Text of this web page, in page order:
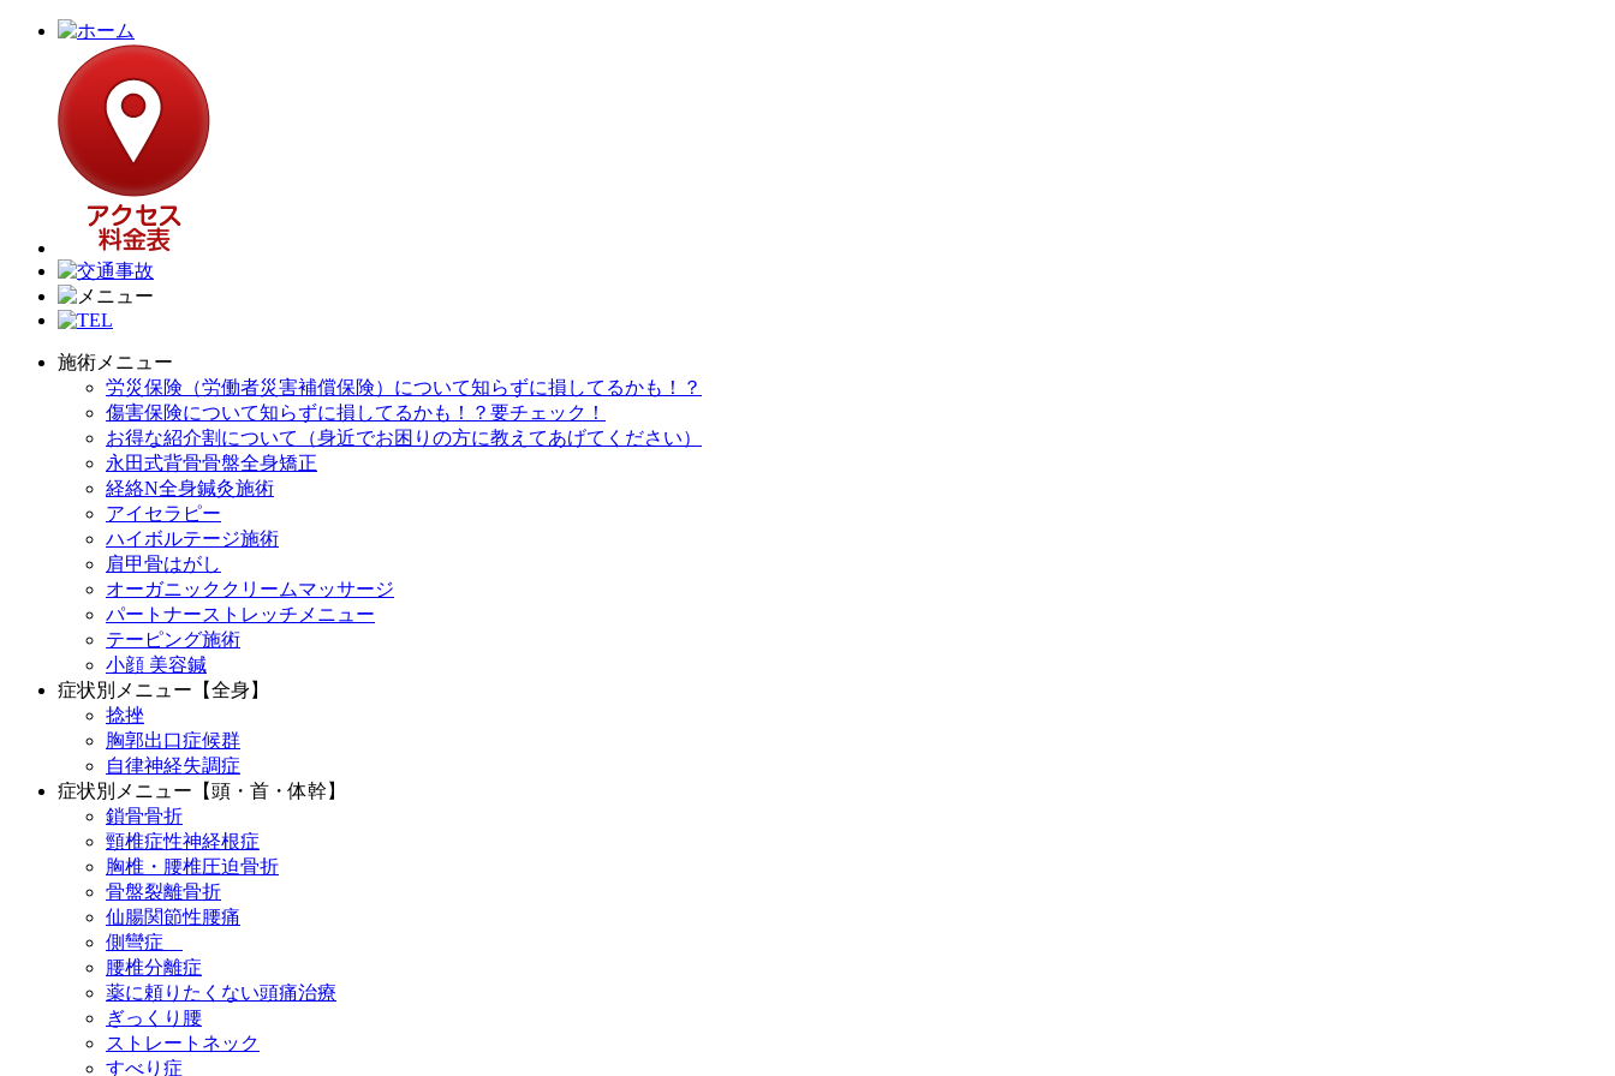
施術メニュー
労災保険（労働者災害補償保険）について知らずに損してるかも！？
傷害保険について知らずに損してるかも！？要チェック！
お得な紹介割について（身近でお困りの方に教えてあげてください）
永田式背骨骨盤全身矯正
経絡N全身鍼灸施術
アイセラピー
ハイボルテージ施術
肩甲骨はがし
オーガニッククリームマッサージ
パートナーストレッチメニュー
テーピング施術
小顔 美容鍼
症状別メニュー【全身】
捻挫
胸郭出口症候群
自律神経失調症
症状別メニュー【頭・首・体幹】
鎖骨骨折
頸椎症性神経根症
胸椎・腰椎圧迫骨折
骨盤裂離骨折
仙腸関節性腰痛
側彎症
腰椎分離症
薬に頼りたくない頭痛治療
ぎっくり腰
ストレートネック
すべり症